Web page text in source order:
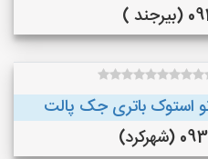
)
نو استوک باتری جک پالت